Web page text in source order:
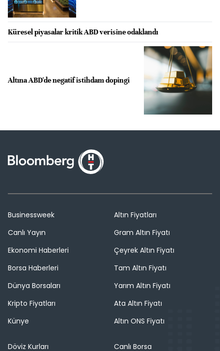
Küresel piyasalar kritik ABD verisine odaklandı
Altına ABD'de negatif istihdam dopingi
Businessweek
Canlı Yayın
Ekonomi Haberleri
Borsa Haberleri
Dünya Borsaları
Kripto Fiyatları
Künye
Altın Fiyatları
Gram Altın Fiyatı
Çeyrek Altın Fiyatı
Tam Altın Fiyatı
Yarım Altın Fiyatı
Ata Altın Fiyatı
Altın ONS Fiyatı
Döviz Kurları
Canlı Borsa